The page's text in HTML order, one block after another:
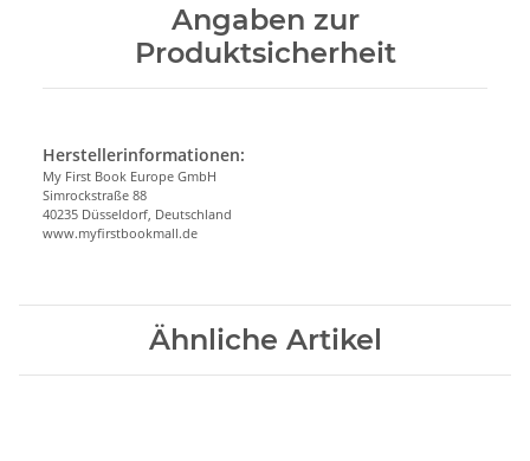
Angaben zur
Produktsicherheit
Herstellerinformationen:
My First Book Europe GmbH
Simrockstraße 88
40235 Düsseldorf, Deutschland
www.myfirstbookmall.de
Ähnliche Artikel